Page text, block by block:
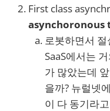
First class
asynchoronous
로봇하면서
SaaS에서는
가 많았는데
을까? 뉴럴넷
이 다 동기라